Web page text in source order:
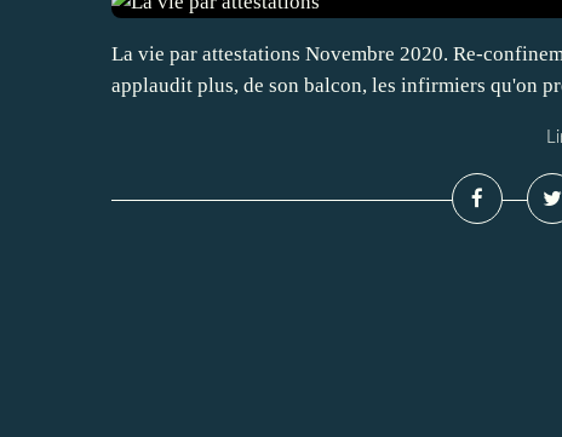
La vie par attestations Novembre 2020. Re-
applaudit plus, de son balcon, les infirmiers qu'on